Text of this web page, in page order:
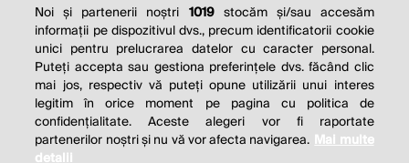
Noi și partenerii noștri 1019stocăm și/sau accesăm
informații pe dispozitivul dvs., precum identificatorii cookie
unici pentru prelucrarea datelor cu caracter personal.
Puteți accepta sau gestiona preferințele dvs. făcând clic
mai jos, respectiv vă puteți opune utilizării unui interes
legitim în orice moment pe pagina cu politica de
confidențialitate. Aceste alegeri vor fi raportate
partenerilor noștri și nu vă vor afecta navigarea. Mai multe
detalii